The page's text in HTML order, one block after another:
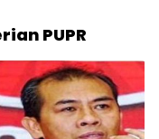
PUPR